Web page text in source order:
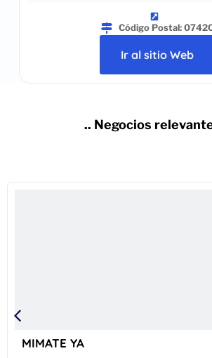
Código Postal:
Ir al sitio Web
.. Negocios
MIMATE YA